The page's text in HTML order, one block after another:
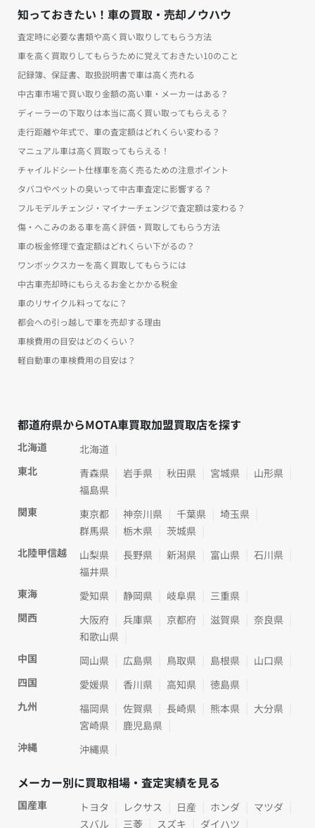
知っておきたい！車の買取・売却ノウハウ
査定時に必要な書類や高く買い取りしてもらう方法
車を高く買取りしてもらうために覚えておきたい10のこと
記録簿、保証書、取扱説明書で車は高く売れる
中古車市場で買い取り金額の高い車・メーカーはある？
ディーラーの下取りは本当に高く買い取ってもらえる？
走行距離や年式で、車の査定額はどれくらい変わる？
マニュアル車は高く買取ってもらえる！
チャイルドシート仕様車を高く売るための注意ポイント
タバコやペットの臭いって中古車査定に影響する？
フルモデルチェンジ・マイナーチェンジで査定額は変わる？
傷・へこみのある車を高く評価・買取してもらう方法
車の板金修理で査定額はどれくらい下がるの？
ワンボックスカーを高く買取してもらうには
中古車売却時にもらえるお金とかかる税金
車のリサイクル料ってなに？
都会への引っ越しで車を売却する理由
車検費用の目安はどのくらい？
軽自動車の車検費用の目安は？
都道府県からMOTA車買取加盟買取店を探す
北海道
北海道
東北
青森県 岩手県 秋田県 宮城県
山形県
福島県
関東
東京都 神奈川県 千葉県
埼玉県
群馬県
栃木県
茨城県
北陸甲信越
山梨県 長野県 新潟県 富山県
石川県
福井県
東海
愛知県 静岡県 岐阜県
三重県
関西
大阪府 兵庫県 京都府 滋賀県
奈良県
和歌山県
中国
岡山県 広島県 鳥取県 島根県
山口県
四国
愛媛県 香川県 高知県
徳島県
九州
福岡県 佐賀県 長崎県 熊本県
大分県
宮崎県
鹿児島県
沖縄
沖縄県
メーカー別に買取相場・査定実績を見る
国産車 トヨタ レクサス 日産 ホンダ
マツダ
スバル
三菱 スズキ
ダイハツ